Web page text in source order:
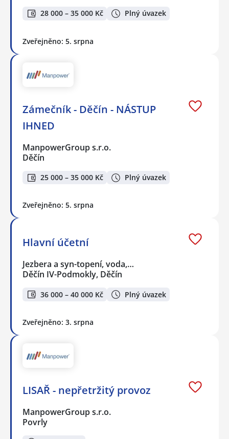
28 000 – 35 000 Kč Plný úvazek
Zveřejněno: 5. srpna
Zámečník - Děčín - NÁSTUP
IHNED
ManpowerGroup s.r.o.
Děčín
25 000 – 35 000 Kč Plný úvazek
Zveřejněno: 5. srpna
Hlavní účetní
Jezbera a syn-topení, voda,…
Děčín IV-Podmokly, Děčín
36 000 – 40 000 Kč Plný úvazek
Zveřejněno: 3. srpna
LISAŘ - nepřetržitý provoz
ManpowerGroup s.r.o.
Povrly